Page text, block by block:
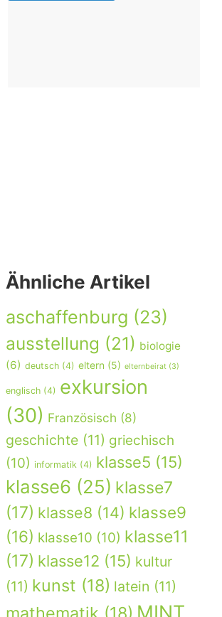
Ähnliche Artikel
aschaffenburg (23)
ausstellung (21) biologie
(6) deutsch (4) eltern (5) elternbeirat (3)
englisch (4) exkursion
(30) Französisch (8)
geschichte (11) griechisch
(10) informatik (4) klasse5 (15)
klasse6 (25) klasse7
(17) klasse8 (14) klasse9
(16) klasse10 (10) klasse11
(17) klasse12 (15) kultur
(11) kunst (18) latein (11)
MINT